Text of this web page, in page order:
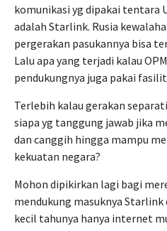
komunikasi yg dipakai tentara
adalah Starlink. Rusia
pergerakan pasukannya bisa
Lalu apa yang terjadi kalau
pendukungnya juga pakai
Terlebih kalau gerakan
siapa yg tanggung jawab jika
dan canggih hingga mampu
kekuatan negara?
Mohon dipikirkan lagi bagi
mendukung masuknya Starlink
kecil tahunya hanya internet